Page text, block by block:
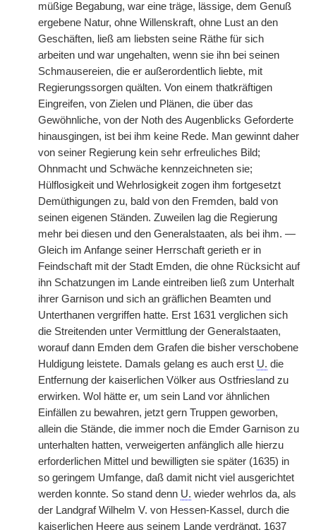
müßige Begabung, war eine träge, lässige, dem Genuß
ergebene Natur, ohne Willenskraft, ohne Lust an den
Geschäften, ließ am liebsten seine Räthe für sich
arbeiten und war ungehalten, wenn sie ihn bei seinen
Schmausereien, die er außerordentlich liebte, mit
Regierungssorgen quälten. Von einem thatkräftigen
Eingreifen, von Zielen und Plänen, die über das
Gewöhnliche, von der Noth des Augenblicks Geforderte
hinausgingen, ist bei ihm keine Rede. Man gewinnt daher
von seiner Regierung kein sehr erfreuliches Bild;
Ohnmacht und Schwäche kennzeichneten sie;
Hülflosigkeit und Wehrlosigkeit zogen ihm fortgesetzt
Demüthigungen zu, bald von den Fremden, bald von
seinen eigenen Ständen. Zuweilen lag die Regierung
mehr bei diesen und den Generalstaaten, als bei ihm. —
Gleich im Anfange seiner Herrschaft gerieth er in
Feindschaft mit der Stadt Emden, die ohne Rücksicht auf
ihn Schatzungen im Lande eintreiben ließ zum Unterhalt
ihrer Garnison und sich an gräflichen Beamten und
Unterthanen vergriffen hatte. Erst 1631 verglichen sich
die Streitenden unter Vermittlung der Generalstaaten,
worauf dann Emden dem Grafen die bisher verschobene
Huldigung leistete. Damals gelang es auch erst U. die
Entfernung der kaiserlichen Völker aus Ostfriesland zu
erwirken. Wol hätte er, um sein Land vor ähnlichen
Einfällen zu bewahren, jetzt gern Truppen geworben,
allein die Stände, die immer noch die Emder Garnison zu
unterhalten hatten, verweigerten anfänglich alle hierzu
erforderlichen Mittel und bewilligten sie später (1635) in
so geringem Umfange, daß damit nicht viel ausgerichtet
werden konnte. So stand denn U. wieder wehrlos da, als
der Landgraf Wilhelm V. von Hessen-Kassel, durch die
kaiserlichen Heere aus seinem Lande verdrängt, 1637